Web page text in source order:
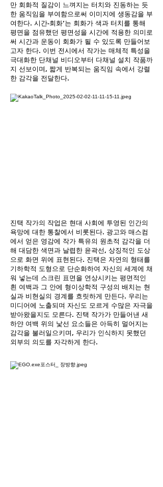
만 회화적 질감이 느껴지는 터치와 진동하는 듯
한 움직임을 부여함으로써 이미지에 생동감을 부
여한다. 시간-회화’는 회화가 색과 터치를 통해
평면을 점유했던 평면성을 시간에 적용한 의미로
써 시간과 운동이 회화가 될 수 있도록 만들어보
고자 한다. 이번 전시에서 작가는 매체적 특성을
극대화한 단채널 비디오부터 다채널 설치 작품까
지 선보이며, 짧게 반복되는 움직임 속에서 강렬
한 감각을 전달한다.
진택 작가의 작업은 현대 사회에 투영된 인간의
욕망에 대한 통찰에서 비롯된다. 광고와 매스컴
에서 얻은 영감에 작가 특유의 원초적 감각을 더
해 대담한 색면과 날렵한 윤곽선, 상징적인 도상
으로 화면 위에 표현된다. 진택은 자연의 형태를
기하학적 도형으로 단순화하여 자신의 세계에 채
워 넣는데 스크린 표면을 연상시키는 평면적인
흰 여백과 그 안에 형이상학적 구성의 배치는 현
실과 비현실의 경계를 흐릿하게 만든다. 우리는
미디어에 노출되며 자신도 모르게 수많은 자극을
받아왔을지도 모른다. 진택 작가가 만들어낸 새
하얀 여백 위의 낯선 요소들은 아득히 멀어지는
감각을 불러일으키며, 우리가 인식하지 못했던
외부의 의도를 자각하게 한다.